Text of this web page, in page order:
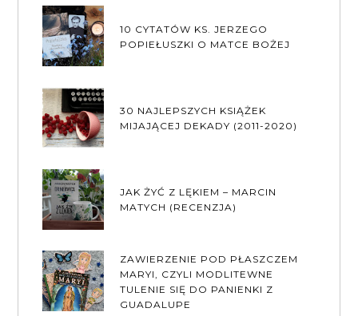
10 CYTATÓW KS. JERZEGO
POPIEŁUSZKI O MATCE BOŻEJ
30 NAJLEPSZYCH KSIĄŻEK
MIJAJĄCEJ DEKADY (2011-2020)
JAK ŻYĆ Z LĘKIEM – MARCIN
MATYCH (RECENZJA)
ZAWIERZENIE POD PŁASZCZEM
MARYI, CZYLI MODLITEWNE
TULENIE SIĘ DO PANIENKI Z
GUADALUPE